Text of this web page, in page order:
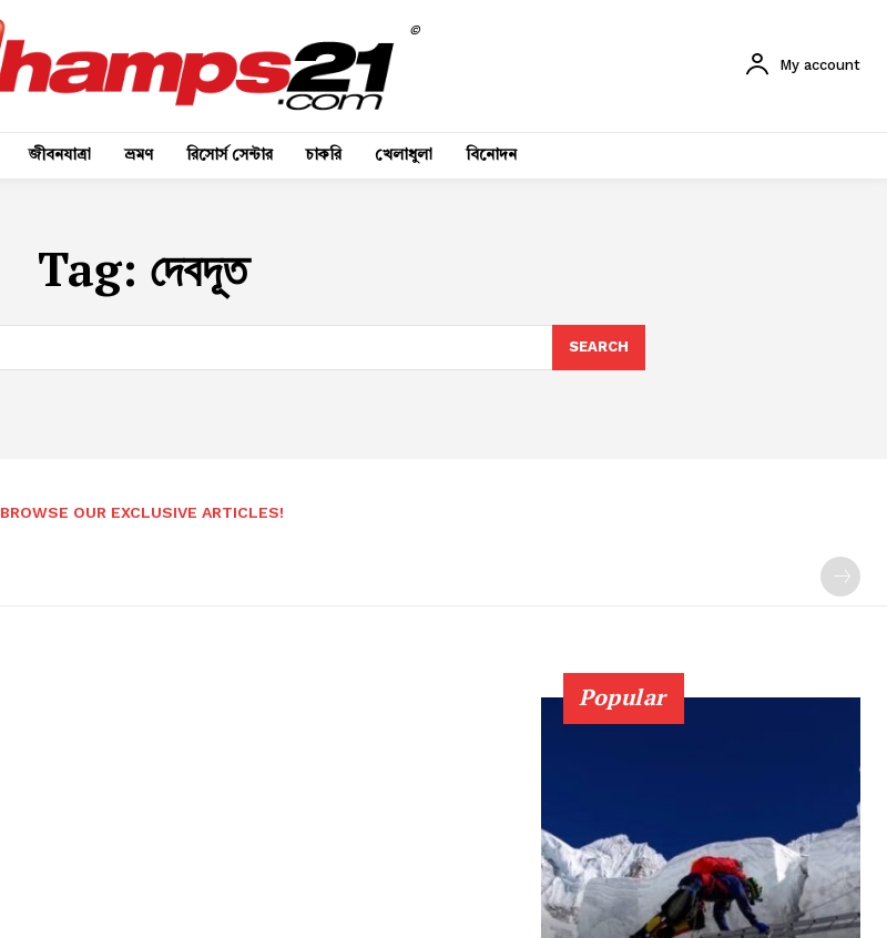
©
My account
জীবনযাত্রা ভ্রমণ রিসোর্স সেন্টার চাকরি খেলাধুলা বিনোদন
Tag: দেবদূত
SEARCH
BROWSE OUR EXCLUSIVE ARTICLES!
Popular